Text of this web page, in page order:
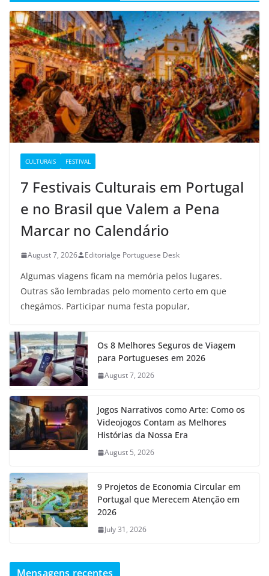
CULTURAIS FESTIVAL
7 Festivais Culturais em Portugal
e no Brasil que Valem a Pena
Marcar no Calendário
August 7, 2026 Editorialge Portuguese Desk
Algumas viagens ficam na memória pelos lugares.
Outras são lembradas pelo momento certo em que
chegámos. Participar numa festa popular,
Os 8 Melhores Seguros de Viagem
para Portugueses em 2026
August 7, 2026
Jogos Narrativos como Arte: Como os
Videojogos Contam as Melhores
Histórias da Nossa Era
August 5, 2026
9 Projetos de Economia Circular em
Portugal que Merecem Atenção em
2026
July 31, 2026
Mensagens recentes